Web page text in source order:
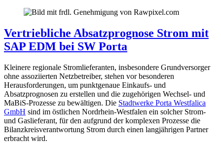
Vertriebliche Absatzprognose Strom mit
SAP EDM bei SW Porta
Kleinere regionale Stromlieferanten, insbesondere Grundversorger
ohne assoziierten Netzbetreiber, stehen vor besonderen
Herausforderungen, um punktgenaue Einkaufs- und
Absatzprognosen zu erstellen und die zugehörigen Wechsel- und
MaBiS-Prozesse zu bewältigen. Die Stadtwerke Porta Westfalica
GmbH sind im östlichen Nordrhein-Westfalen ein solcher Strom-
und Gaslieferant, für den aufgrund der komplexen Prozesse die
Bilanzkreisverantwortung Strom durch einen langjährigen Partner
erbracht wird.